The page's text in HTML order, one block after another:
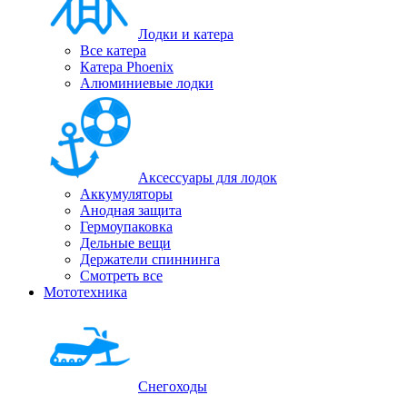
Лодки и катера
Все катера
Катера Phoenix
Алюминиевые лодки
Аксессуары для лодок
Аккумуляторы
Анодная защита
Гермоупаковка
Дельные вещи
Держатели спиннинга
Смотреть все
Мототехника
Снегоходы